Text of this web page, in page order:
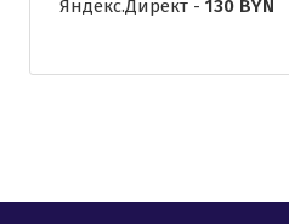
Яндекс.Директ - 130 BYN